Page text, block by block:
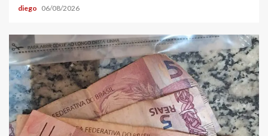
diego 06/08/2026